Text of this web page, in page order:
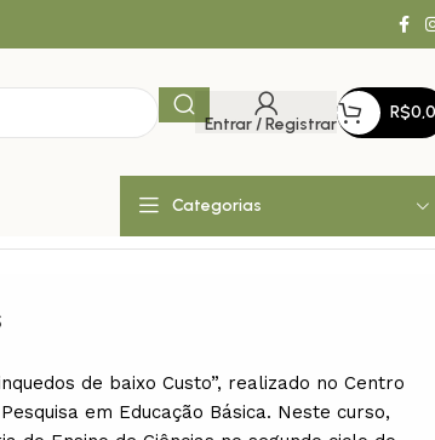
Entrar / Registrar
R$
Categorias
de baixo Custo”, realizado no Centro
em Educação Básica. Neste curso,